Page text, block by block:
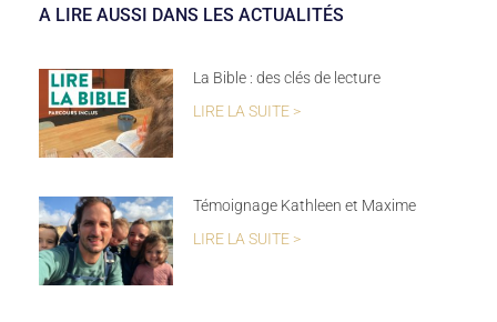
A LIRE AUSSI DANS LES ACTUALITÉS
La Bible : des clés de lecture
LIRE LA SUITE >
Témoignage Kathleen et Maxime
LIRE LA SUITE >